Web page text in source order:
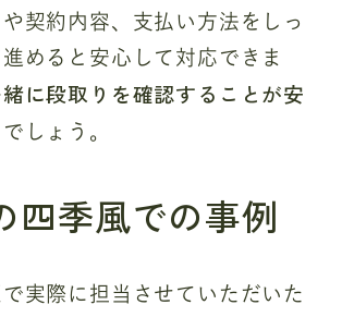
契約内容、支払い方法をしっ
めると安心して対応できま
に段取りを確認することが安
でしょう。
四季風での事例
実際に担当させていただいた